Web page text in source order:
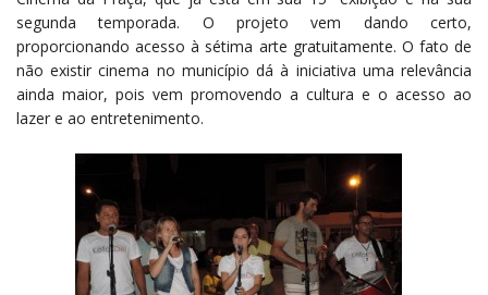
segunda temporada. O projeto vem dando certo,
proporcionando acesso à sétima arte gratuitamente. O fato de
não existir cinema no município dá à iniciativa uma relevância
ainda maior, pois vem promovendo a cultura e o acesso ao
lazer e ao entretenimento.